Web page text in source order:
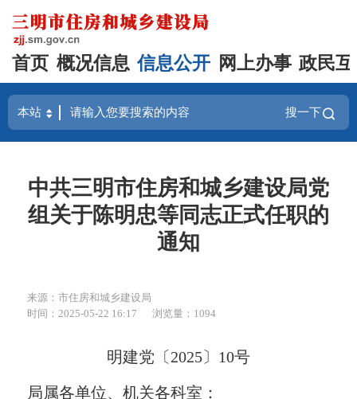
首页 概况信息 信息公开 网上办事 政民
搜一下
中共三明市住房和城乡建设局党
组关于陈明忠等同志正式任职的
通知
来源：市住房和城乡建设局
时间：2025-05-22 16:17
浏览量：1094
明建党〔2025〕10号
局属各单位、机关各科室：